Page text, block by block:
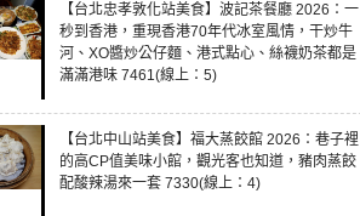
【台北忠孝敦化站美食】波記茶餐廳 2026：一
秒到香港，重現香港70年代冰室風情，干炒牛
河、XO醬炒公仔麵、港式點心、絲襪奶茶都是
滿滿港味 7461(線上：5)
【台北中山站美食】福大蒸餃館 2026：巷子裡
的高CP值美味小館，觀光客也知道，豬肉蒸餃
配酸辣湯來一套 7330(線上：4)